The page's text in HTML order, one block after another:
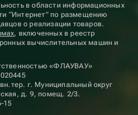
в области информационных
“Интернет” по размещению
о реализации товаров.
, включенных в реестр
вычислительных машин и
«ФЛАУВАУ»
г. Муниципальный округ
д. 9, помещ. 2/3.
15